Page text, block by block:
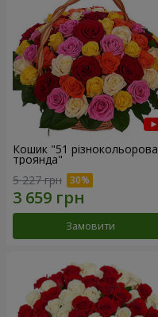
Кошик "51 різнокольорова
троянда"
5 227 грн
Замовити